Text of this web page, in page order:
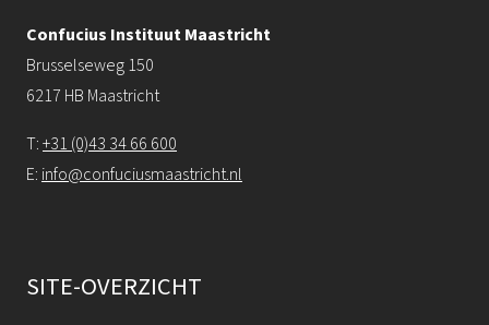
Confucius Instituut Maastricht
Brusselseweg 150
6217 HB Maastricht
T:+31 (0)43 34 66 600
E: info@confuciusmaastricht.nl
SITE-OVERZICHT